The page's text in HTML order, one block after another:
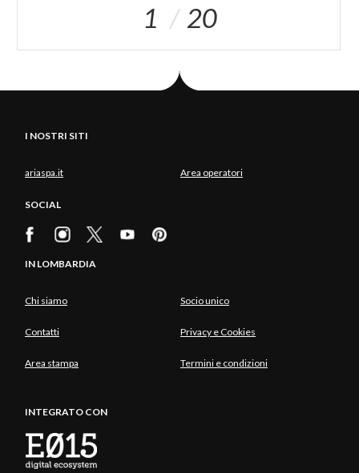
1 20
I NOSTRI SITI
ariaspa.it Area operatori
SOCIAL
IN LOMBARDIA
Chi siamo Socio unico
Contatti Privacy e Cookies
Area stampa Termini e condizioni
INTEGRATO CON